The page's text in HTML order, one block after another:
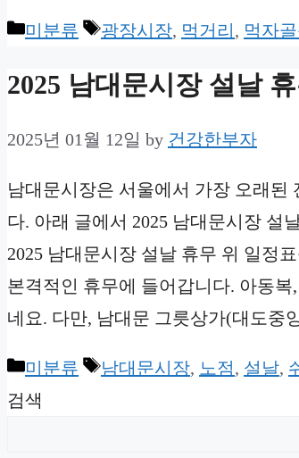
Categories
미분류 Tags
광장시장, 먹거리 , 먹자
2025 남대문시장 설날
2025년 01월 12일 by 건강한부자
남대문시장은 서울에서 가장 오래된
다. 아래 글에서 2025 남대문시장 설
2025 남대문시장 설날 휴무 위 일정
본격적인 휴무에 들어갑니다. 아동
네요. 다만, 남대문 그릇상가(대도중
Categories
미분류 Tags
남대문시장, 노점, 설날,
검색